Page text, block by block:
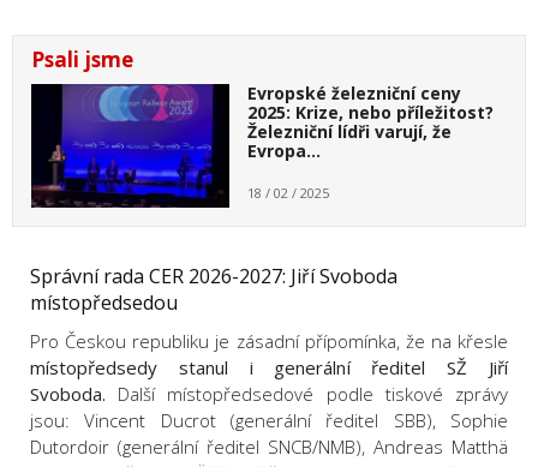
Psali jsme
Evropské železniční ceny
2025: Krize, nebo příležitost?
Železniční lídři varují, že
Evropa…
18 / 02 / 2025
Správní rada CER 2026-2027: Jiří Svoboda
místopředsedou
Pro Českou republiku je zásadní přípomínka, že na křesle
místopředsedy stanul i generální ředitel SŽ Jiří
Svoboda. Další místopředsedové podle tiskové zprávy
jsou: Vincent Ducrot (generální ředitel SBB), Sophie
Dutordoir (generální ředitel SNCB/NMB), Andreas Matthä